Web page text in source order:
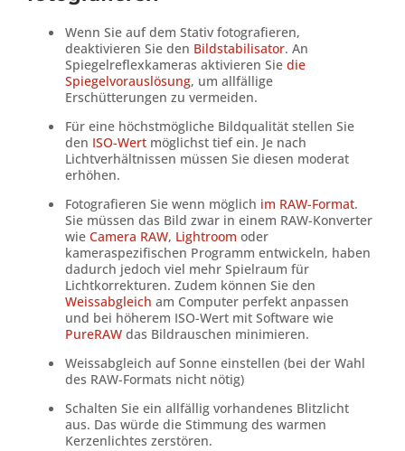
Wenn Sie auf dem Stativ fotografieren,
deaktivieren Sie den Bildstabilisator. An
Spiegelreflexkameras aktivieren Sie die
Spiegelvorauslösung, um allfällige
Erschütterungen zu vermeiden.
Für eine höchstmögliche Bildqualität stellen Sie
den ISO-Wert möglichst tief ein. Je nach
Lichtverhältnissen müssen Sie diesen moderat
erhöhen.
Fotografieren Sie wenn möglich im RAW-Format.
Sie müssen das Bild zwar in einem RAW-Konverter
wie Camera RAW, Lightroom oder
kameraspezifischen Programm entwickeln, haben
dadurch jedoch viel mehr Spielraum für
Lichtkorrekturen. Zudem können Sie den
Weissabgleich am Computer perfekt anpassen
und bei höherem ISO-Wert mit Software wie
PureRAW das Bildrauschen minimieren.
Weissabgleich auf Sonne einstellen (bei der Wahl
des RAW-Formats nicht nötig)
Schalten Sie ein allfällig vorhandenes Blitzlicht
aus. Das würde die Stimmung des warmen
Kerzenlichtes zerstören.